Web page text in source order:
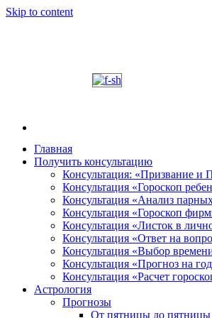
Skip to content
Шабалин Михаил
Председатель Новосибирского
консультации на основании
том, как с этим связано
диалога. У Вас будет
и место своего рождения.
деятель.
Главная
Получить консультацию
Консультация: «Призвание и
Консультация «Гороскоп
Консультация «Анализ
Консультация «Гороскоп
Консультация «Листок в
Консультация «Ответ на
Консультация «Выбор
Консультация «Прогноз на
Консультация «Расчет
Астрология
Прогнозы
От пятницы до пятницы